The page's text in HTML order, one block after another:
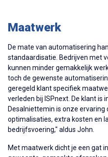
Maatwerk
De mate van automatisering
standaardisatie. Bedrijven met
kunnen minder gemakkelijk
toch de gewenste
geregeld klant specifiek
verleden bij ISPnext. De klant is
Desalniettemin is onze
optimalisaties, extra kosten en
bedrijfsvoering," aldus John.
Met maatwerk dicht je een gat